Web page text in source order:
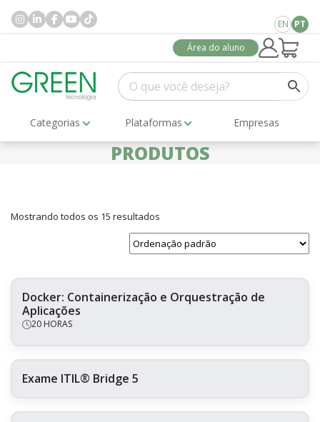
EN PT
Área do aluno
Categorias Plataformas Empresas
PRODUTOS
Mostrando todos os 15 resultados
Docker: Containerização e Orquestração de
Aplicações
20 HORAS
Exame ITIL® Bridge 5